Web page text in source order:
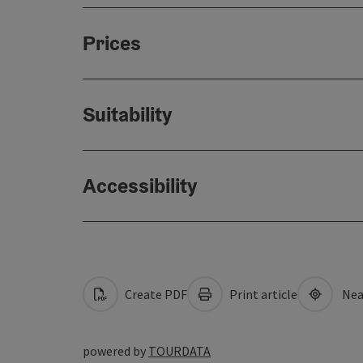
Prices
Suitability
Accessibility
Create PDF Print article
powered by TOURDATA